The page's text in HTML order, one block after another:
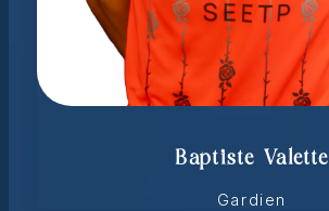
Baptiste Valette
Gardien